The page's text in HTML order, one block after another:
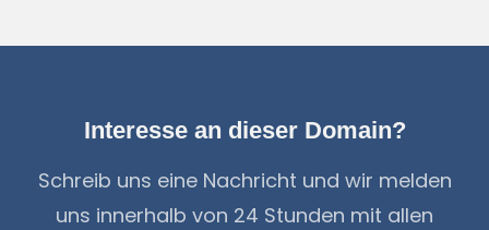
Interesse an dieser Domain?
Schreib uns eine Nachricht und wir melden
uns innerhalb von 24 Stunden mit allen